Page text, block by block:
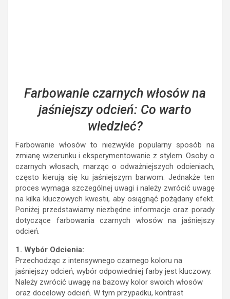
Farbowanie czarnych włosów na
jaśniejszy odcień: Co warto
wiedzieć?
Farbowanie włosów to niezwykle popularny sposób na
zmianę wizerunku i eksperymentowanie z stylem. Osoby o
czarnych włosach, marząc o odważniejszych odcieniach,
często kierują się ku jaśniejszym barwom. Jednakże ten
proces wymaga szczególnej uwagi i należy zwrócić uwagę
na kilka kluczowych kwestii, aby osiągnąć pożądany efekt.
Poniżej przedstawiamy niezbędne informacje oraz porady
dotyczące farbowania czarnych włosów na jaśniejszy
odcień.
1. Wybór Odcienia:
Przechodząc z intensywnego czarnego koloru na
jaśniejszy odcień, wybór odpowiedniej farby jest kluczowy.
Należy zwrócić uwagę na bazowy kolor swoich włosów
oraz docelowy odcień. W tym przypadku, kontrast